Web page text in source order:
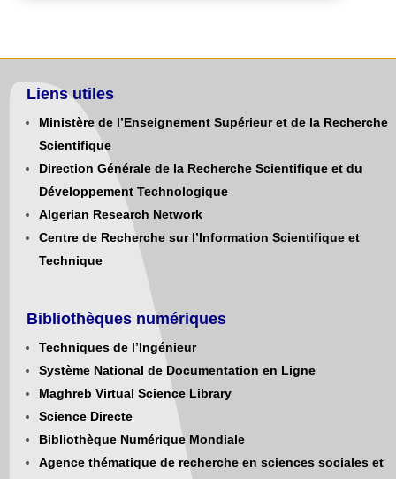
Liens utiles
Ministère de l’Enseignement Supérieur et de la Recherche
Scientifique
Direction Générale de la Recherche Scientifique et du
Développement Technologique
Algerian Research Network
Centre de Recherche sur l’Information Scientifique et
Technique
Bibliothèques numériques
Techniques de l’Ingénieur
Système National de Documentation en Ligne
Maghreb Virtual Science Library
Science Directe
Bibliothèque Numérique Mondiale
Agence thématique de recherche en sciences sociales et